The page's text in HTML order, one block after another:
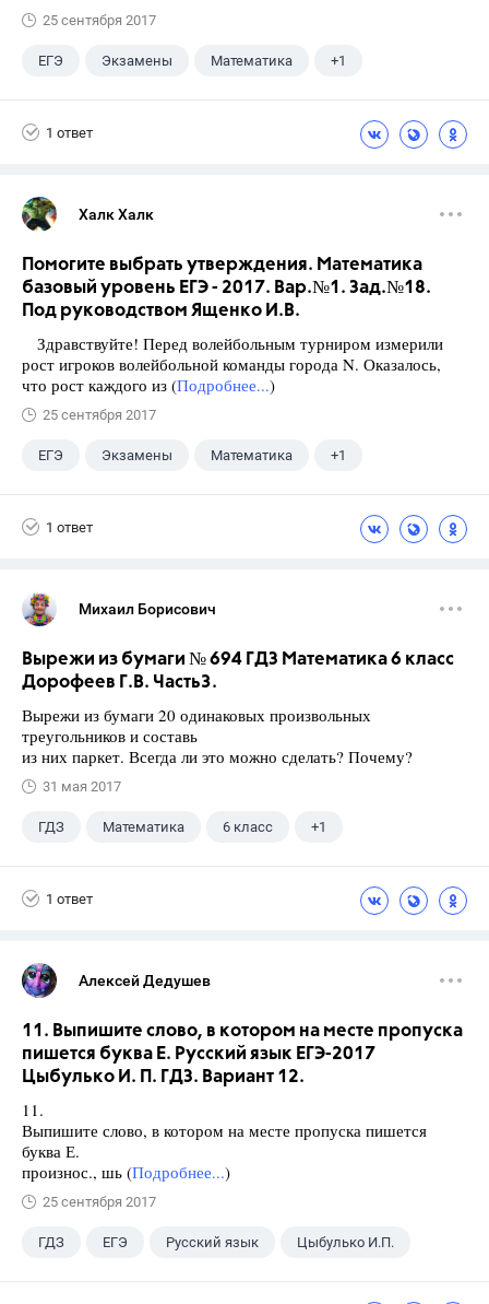
25 сентября 2017
ЕГЭ Экзамены Математика +1
1 ответ
Халк Халк
Помогите выбрать утверждения. Математика
базовый уровень ЕГЭ - 2017. Вар.№1. Зад.№18.
Под руководством Ященко И.В.
Здравствуйте! Перед волейбольным турниром измерили
рост игроков волейбольной команды города N. Оказалось,
что рост каждого из (Подробнее...)
25 сентября 2017
ЕГЭ Экзамены Математика +1
1 ответ
Михаил Борисович
Вырежи из бумаги № 694 ГДЗ Математика 6 класс
Дорофеев Г.В. Часть3.
Вырежи из бумаги 20 одинаковых произвольных
треугольников и составь
из них паркет. Всегда ли это можно сделать? Почему?
31 мая 2017
ГДЗ Математика 6 класс +1
1 ответ
Алексей Дедушев
11. Выпишите слово, в котором на месте пропуска
пишется буква Е. Русский язык ЕГЭ-2017
Цыбулько И. П. ГДЗ. Вариант 12.
11.
Выпишите слово, в котором на месте пропуска пишется
буква Е.
произнос., шь (Подробнее...)
25 сентября 2017
ГДЗ ЕГЭ Русский язык Цыбулько И.П.